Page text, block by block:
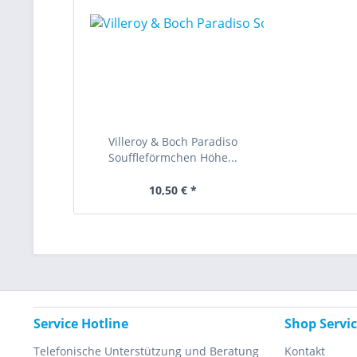
Villeroy & Boch Paradiso
Souffleförmchen Höhe...
10,50 € *
Service Hotline
Telefonische Unterstützung und Beratung
Shop
Kontakt